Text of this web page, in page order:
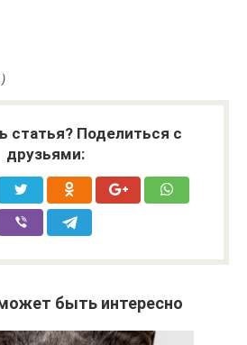
)
статья? Поделиться с
друзьями:
быть интересно